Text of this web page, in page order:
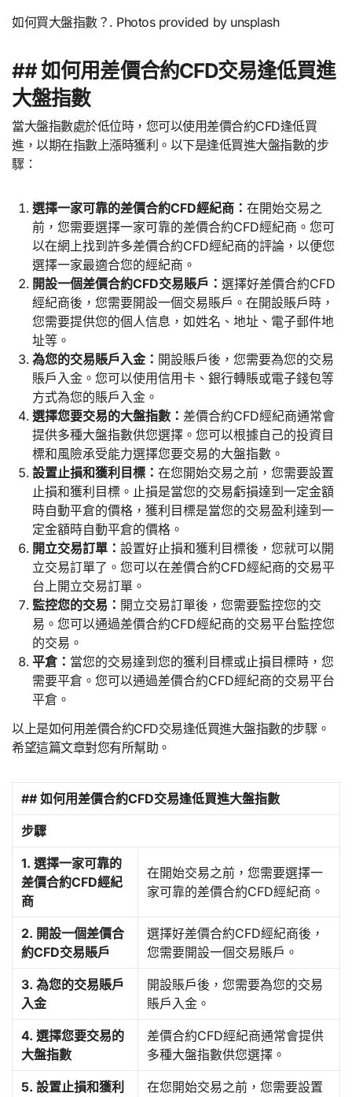
如何買大盤指數？. Photos provided by unsplash
## 如何用差價合約CFD交易逢低買進
大盤指數
當大盤指數處於低位時，您可以使用差價合約CFD逢低買
進，以期在指數上漲時獲利。以下是逢低買進大盤指數的步
驟：
選擇一家可靠的差價合約CFD經紀商： 在開始交易之
前，您需要選擇一家可靠的差價合約CFD經紀商。您可
以在網上找到許多差價合約CFD經紀商的評論，以便您
選擇一家最適合您的經紀商。
開設一個差價合約CFD交易賬戶： 選擇好差價合約CFD
經紀商後，您需要開設一個交易賬戶。在開設賬戶時，
您需要提供您的個人信息，如姓名、地址、電子郵件地
址等。
為您的交易賬戶入金： 開設賬戶後，您需要為您的交易
賬戶入金。您可以使用信用卡、銀行轉賬或電子錢包等
方式為您的賬戶入金。
選擇您要交易的大盤指數： 差價合約CFD經紀商通常會
提供多種大盤指數供您選擇。您可以根據自己的投資目
標和風險承受能力選擇您要交易的大盤指數。
設置止損和獲利目標： 在您開始交易之前，您需要設置
止損和獲利目標。止損是當您的交易虧損達到一定金額
時自動平倉的價格，獲利目標是當您的交易盈利達到一
定金額時自動平倉的價格。
開立交易訂單： 設置好止損和獲利目標後，您就可以開
立交易訂單了。您可以在差價合約CFD經紀商的交易平
台上開立交易訂單。
監控您的交易： 開立交易訂單後，您需要監控您的交
易。您可以通過差價合約CFD經紀商的交易平台監控您
的交易。
平倉： 當您的交易達到您的獲利目標或止損目標時，您
需要平倉。您可以通過差價合約CFD經紀商的交易平台
平倉。
以上是如何用差價合約CFD交易逢低買進大盤指數的步驟。
希望這篇文章對您有所幫助。
## 如何用差價合約CFD交易逢低買進大盤指數
步驟
1. 選擇一家可靠的
差價合約CFD經紀
商
在開始交易之前，您需要選擇一
家可靠的差價合約CFD經紀商。
2. 開設一個差價合
約CFD交易賬戶
選擇好差價合約CFD經紀商後，
您需要開設一個交易賬戶。
3. 為您的交易賬戶
入金
開設賬戶後，您需要為您的交易
賬戶入金。
4. 選擇您要交易的
大盤指數
差價合約CFD經紀商通常會提供
多種大盤指數供您選擇。
5. 設置止損和獲利
在您開始交易之前，您需要設置